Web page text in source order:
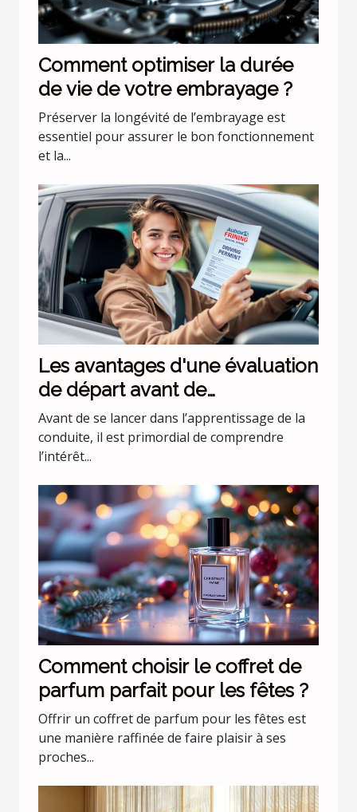
Comment optimiser la durée
de vie de votre embrayage ?
Préserver la longévité de l’embrayage est
essentiel pour assurer le bon fonctionnement
et la...
Les avantages d'une évaluation
de départ avant de
commencer les leçons de
conduite
Avant de se lancer dans l’apprentissage de la
conduite, il est primordial de comprendre
l’intérêt...
Comment choisir le coffret de
parfum parfait pour les fêtes ?
Offrir un coffret de parfum pour les fêtes est
une manière raffinée de faire plaisir à ses
proches...